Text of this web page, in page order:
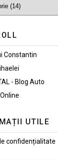
Constantin
- Blog Auto
UTILE
confidențialitate